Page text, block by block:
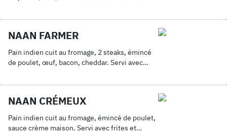
NAAN FARMER
Pain indien cuit au fromage, 2 steaks, émincé
de poulet, œuf, bacon, cheddar. Servi avec
NAAN CRÉMEUX
Pain indien cuit au fromage, émincé de poulet,
sauce crème maison. Servi avec frites et